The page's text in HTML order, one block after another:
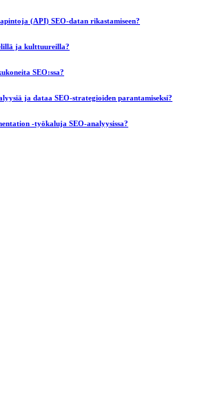
(API) SEO-datan rikastamiseen?
ja kulttuureilla?
SEO:ssa?
ja dataa SEO-strategioiden parantamiseksi?
-työkaluja SEO-analyysissa?